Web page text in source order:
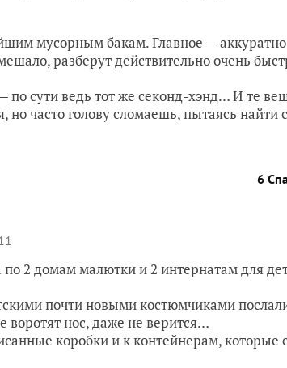
мусорным бакам. Главное — аккуратно
разберут действительно очень
сути ведь тот же секонд-хэнд… И те
часто голову сломаешь, пытаясь найти
6
2 домам малютки и 2 интернатам для
почти новыми костюмчиками
воротят нос, даже не верится…
коробки и к контейнерам, которые